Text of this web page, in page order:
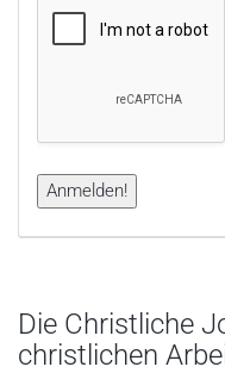
Die Christliche
christlichen